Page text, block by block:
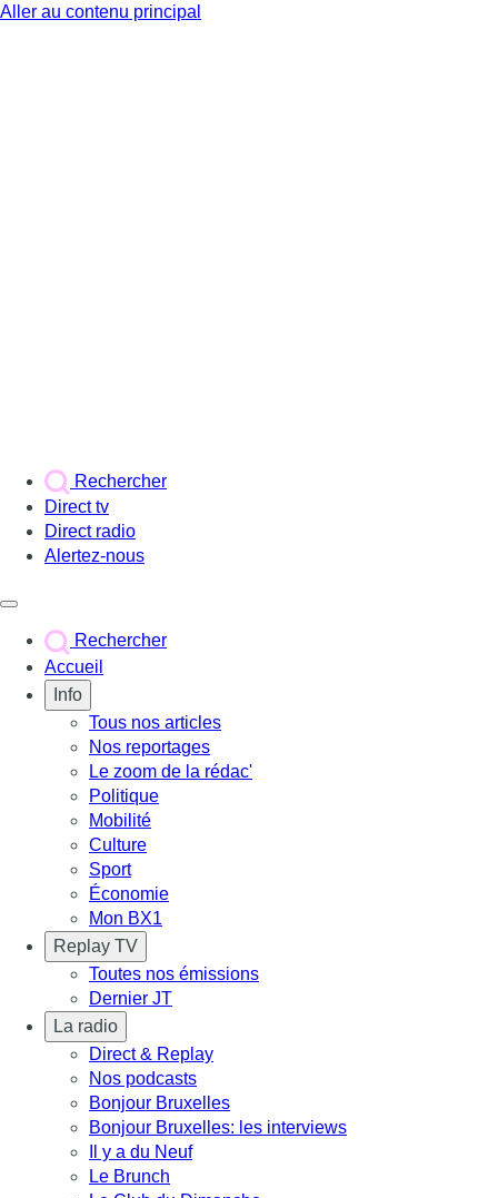
Aller au contenu principal
Rechercher
Direct tv
Direct radio
Alertez-nous
Rechercher
Accueil
Info
Tous nos articles
Nos reportages
Le zoom de la rédac'
Politique
Mobilité
Culture
Sport
Économie
Mon BX1
Replay TV
Toutes nos émissions
Dernier JT
La radio
Direct & Replay
Nos podcasts
Bonjour Bruxelles
Bonjour Bruxelles: les interviews
Il y a du Neuf
Le Brunch